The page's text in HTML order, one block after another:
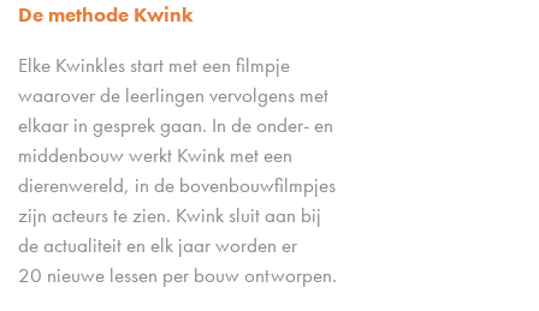
De methode Kwink
Elke Kwinkles start met een filmpje
waarover de leerlingen vervolgens met
elkaar in gesprek gaan. In de onder- en
middenbouw werkt Kwink met een
dierenwereld, in de bovenbouwfilmpjes
zijn acteurs te zien. Kwink sluit aan bij
de actualiteit en elk jaar worden er
20 nieuwe lessen per bouw ontworpen.